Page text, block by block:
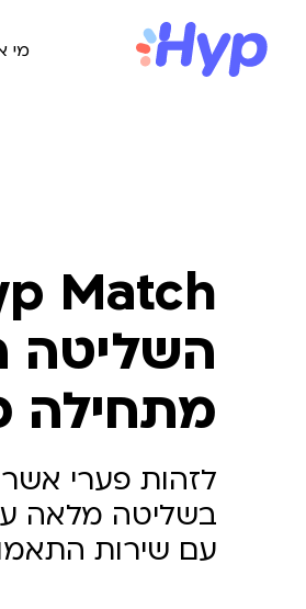
מי
Match
השליטה
מתחילה
לזהות פערי
בשליטה מלאה
עם שירות